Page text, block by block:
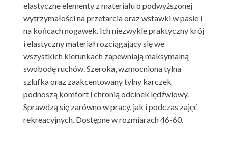
elastyczne elementy z materiału o podwyższonej
wytrzymałości na przetarcia oraz wstawki w pasie i
na końcach nogawek. Ich niezwykle praktyczny krój
i elastyczny materiał rozciągający się we
wszystkich kierunkach zapewniają maksymalną
swobodę ruchów. Szeroka, wzmocniona tylna
szlufka oraz zaakcentowany tylny karczek
podnoszą komfort i chronią odcinek lędźwiowy.
Sprawdzą się zarówno w pracy, jak i podczas zajęć
rekreacyjnych. Dostępne w rozmiarach 46-60.